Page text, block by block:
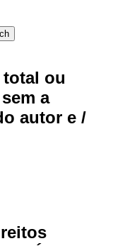
ou
a
autor e /